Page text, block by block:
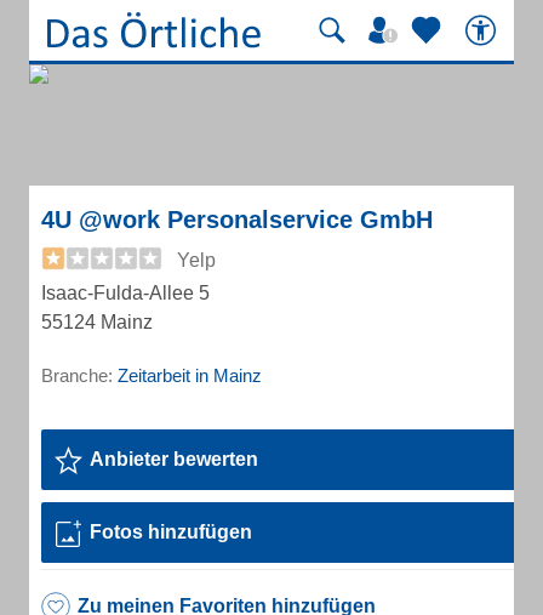
4U @work Personalservice GmbH
Yelp
Isaac-Fulda-Allee 5
55124 Mainz
Branche: Zeitarbeit in Mainz
Anbieter bewerten
Fotos hinzufügen
Zu meinen Favoriten hinzufügen